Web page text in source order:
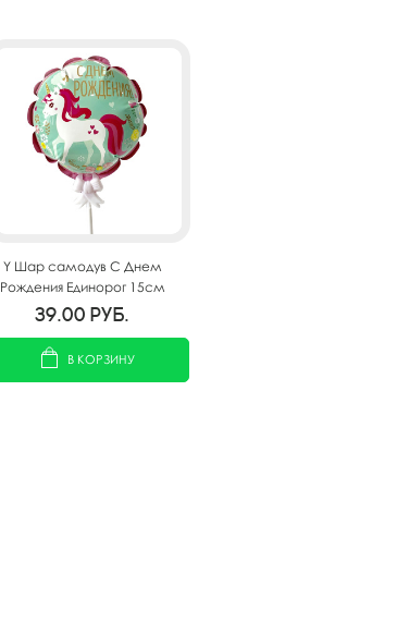
Y Шар самодув С Днем
Рождения Единорог 15см
39.00 руб.
В КОРЗИНУ